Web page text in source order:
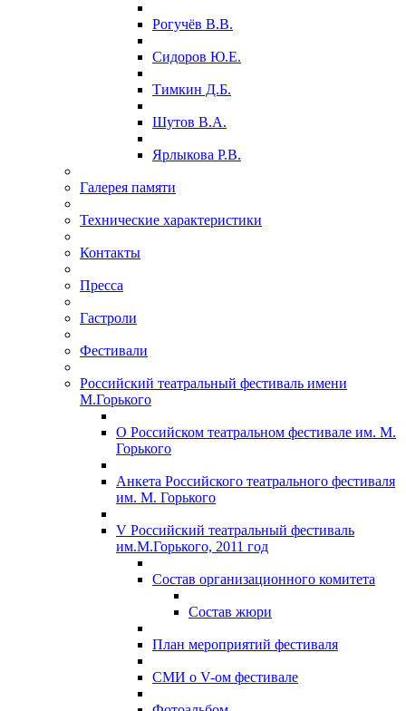
Рогучёв В.В.
Сидоров Ю.Е.
Тимкин Д.Б.
Шутов В.А.
Ярлыкова Р.В.
Галерея памяти
Технические характеристики
Контакты
Пресса
Гастроли
Фестивали
Российский театральный фестиваль имени
М.Горького
О Российском театральном фестивале им. М.
Горького
Анкета Российского театрального фестиваля
им. М. Горького
V Российский театральный фестиваль
им.М.Горького, 2011 год
Состав организационного комитета
Состав жюри
План мероприятий фестиваля
СМИ о V-ом фестивале